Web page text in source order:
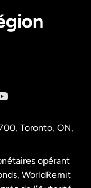
Toronto, ON,
opérant
WorldRemit